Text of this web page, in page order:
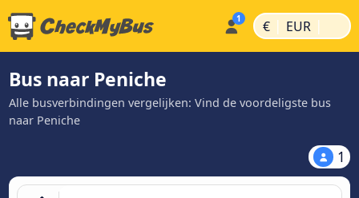
€ | EUR |
Bus naar Peniche
Alle busverbindingen vergelijken: Vind de voordeligste bus
naar Peniche
1